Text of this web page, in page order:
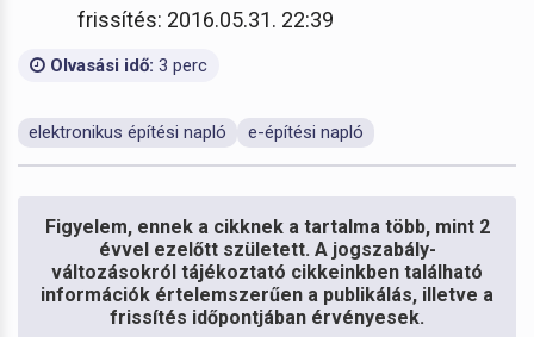
frissítés: 2016.05.31. 22:39
Olvasási idő: 3 perc
elektronikus építési napló e-építési napló
Figyelem, ennek a cikknek a tartalma több, mint 2
évvel ezelőtt született. A jogszabály-
változásokról tájékoztató cikkeinkben található
információk értelemszerűen a publikálás, illetve a
frissítés időpontjában érvényesek.